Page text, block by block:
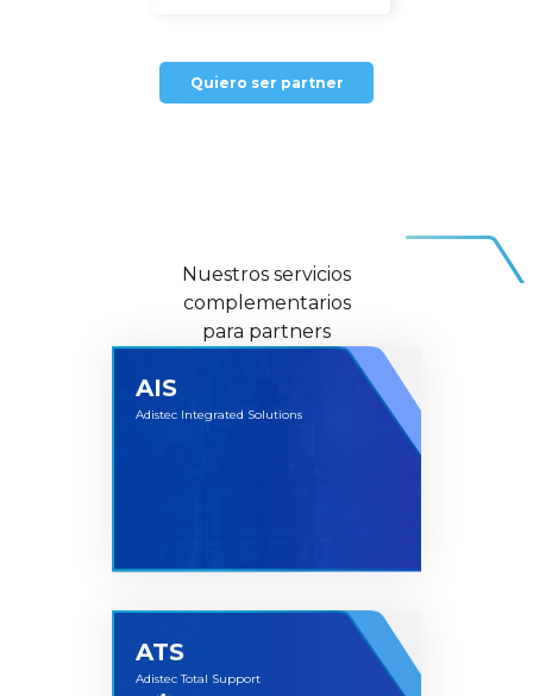
Quiero ser partner
Nuestros servicios
complementarios
para partners
AIS
Adistec Integrated Solutions
ATS
Adistec Total Support